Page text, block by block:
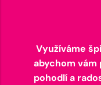
Využíváme
abychom vám
pohodlí a